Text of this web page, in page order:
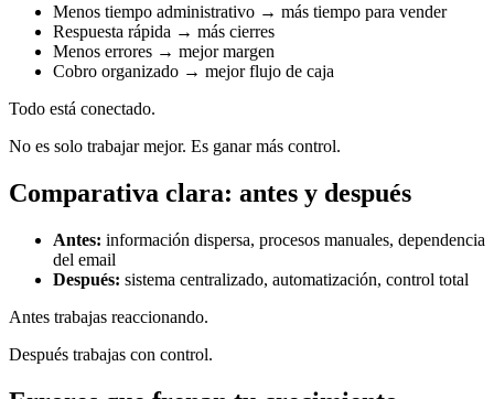
Menos tiempo administrativo → más tiempo para vender
Respuesta rápida → más cierres
Menos errores → mejor margen
Cobro organizado → mejor flujo de caja
Todo está conectado.
No es solo trabajar mejor. Es ganar más control.
Comparativa clara: antes y después
Antes: información dispersa, procesos manuales, dependencia
del email
Después: sistema centralizado, automatización, control total
Antes trabajas reaccionando.
Después trabajas con control.